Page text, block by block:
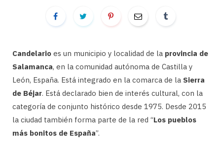
Candelario es un municipio y localidad de la provincia de
Salamanca, en la comunidad autónoma de Castilla y
León, España. Está integrado en la comarca de la Sierra
de Béjar. Está declarado bien de interés cultural, con la
categoría de conjunto histórico desde 1975. Desde 2015
la ciudad también forma parte de la red “Los pueblos
más bonitos de España”.